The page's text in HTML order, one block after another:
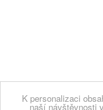
K personalizaci
naší návštěvnosti